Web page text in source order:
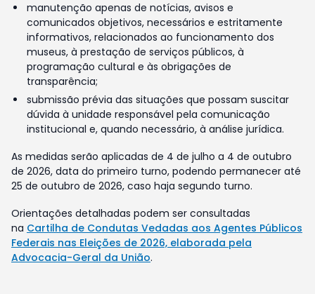
manutenção apenas de notícias, avisos e
comunicados objetivos, necessários e estritamente
informativos, relacionados ao funcionamento dos
museus, à prestação de serviços públicos, à
programação cultural e às obrigações de
transparência;
submissão prévia das situações que possam suscitar
dúvida à unidade responsável pela comunicação
institucional e, quando necessário, à análise jurídica.
As medidas serão aplicadas de 4 de julho a 4 de outubro
de 2026, data do primeiro turno, podendo permanecer até
25 de outubro de 2026, caso haja segundo turno.
Orientações detalhadas podem ser consultadas
na Cartilha de Condutas Vedadas aos Agentes Públicos
Federais nas Eleições de 2026, elaborada pela
Advocacia-Geral da União.